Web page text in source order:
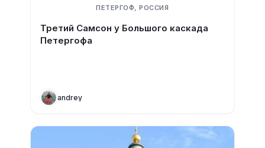
ПЕТЕРГОФ, РОССИЯ
Третий Самсон у Большого каскада
Петергофа
andrey